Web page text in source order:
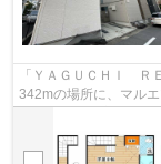
「ＹＡＧＵＣＨＩ Ｒ
342mの場所に、マル
り、行き先に応じて使